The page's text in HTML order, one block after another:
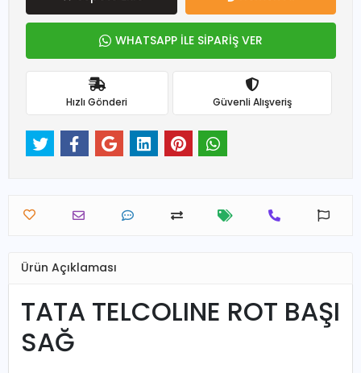
WHATSAPP İLE SİPARİŞ VER
Hızlı Gönderi Güvenli Alışveriş
Ürün Açıklaması
TATA TELCOLINE ROT BAŞI
SAĞ